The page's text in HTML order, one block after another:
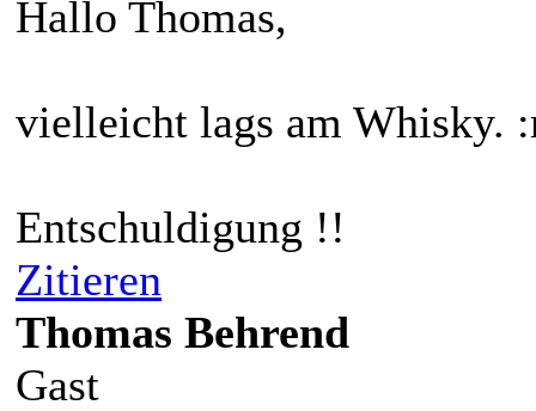
Hallo Thomas,
vielleicht lags am Whisky.
Entschuldigung !!
Zitieren
Thomas Behrend
Gast